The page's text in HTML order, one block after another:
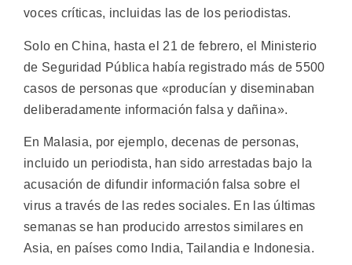
voces críticas, incluidas las de los periodistas.
Solo en China, hasta el 21 de febrero, el Ministerio
de Seguridad Pública había registrado más de 5500
casos de personas que «producían y diseminaban
deliberadamente información falsa y dañina».
En Malasia, por ejemplo, decenas de personas,
incluido un periodista, han sido arrestadas bajo la
acusación de difundir información falsa sobre el
virus a través de las redes sociales. En las últimas
semanas se han producido arrestos similares en
Asia, en países como India, Tailandia e Indonesia.